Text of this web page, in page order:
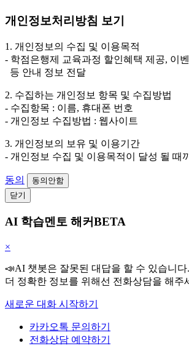
개인정보처리방침 보기
1. 개인정보의 수집 및 이용목적
- 학점은행제 교육과정 할인혜택 제공, 이
등 안내 정보 전달
2. 수집하는 개인정보 항목 및 수집방법
- 수집항목 : 이름, 휴대폰 번호
- 개인정보 수집방법 : 웹사이트
3. 개인정보의 보유 및 이용기간
- 개인정보 수집 및 이용목적이 달성 될 때
동의
동의안함
닫기
AI 학습멘토 해커BETA
×
📣AI 챗봇은 잘못된 대답을 할 수 있습니다.
더 정확한 정보를 위해선 전화상담을 해주
새로운 대화 시작하기
카카오톡 문의하기
전화상담 예약하기